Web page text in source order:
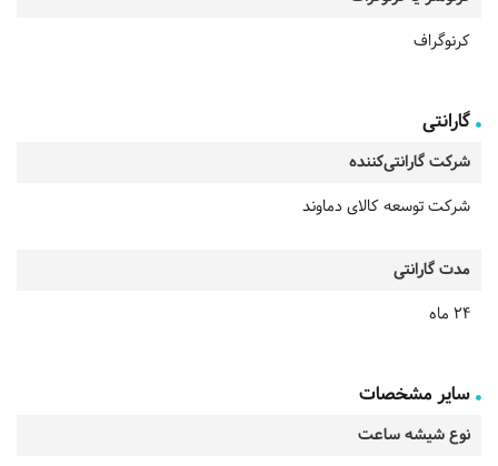
کرنوگراف
گارانتی
شرکت گارانتی‌کننده
شرکت توسعه کالای دماوند
مدت گارانتی
24 ماه
سایر مشخصات
نوع شیشه ساعت